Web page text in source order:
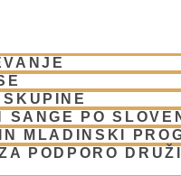
SANGE PO
MLADINSKI
PODPORO